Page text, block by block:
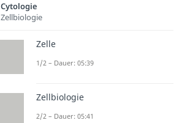
Cytologie
Zellbiologie
Zelle
1/2 – Dauer: 05:39
Zellbiologie
2/2 – Dauer: 05:41